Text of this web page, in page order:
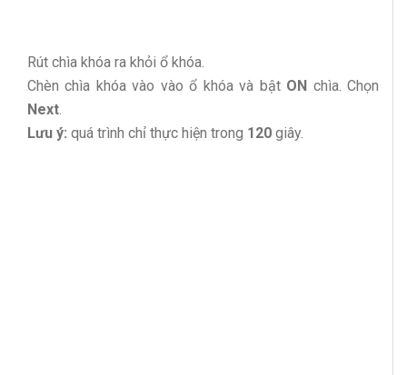
Rút chìa khóa ra khỏi ổ khóa.
Chèn chìa khóa vào vào ổ khóa và bật ON chìa. Chọn
Next.
Lưu ý: quá trình chỉ thực hiện trong 120 giây.